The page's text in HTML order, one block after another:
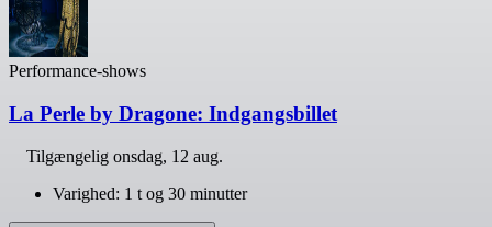
Performance-shows
La Perle by Dragone: Indgangsbillet
Tilgængelig onsdag, 12 aug.
Varighed: 1 t og 30 minutter